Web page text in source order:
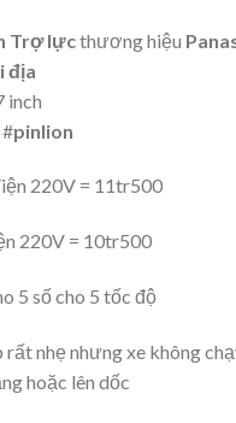
Trợ lựcthương hiệu
địa
inch
pinlion
220V = 11tr500
220V = 10tr500
5 số cho 5 tốc độ
rất nhẹ nhưng xe không
hoặc lên dốc